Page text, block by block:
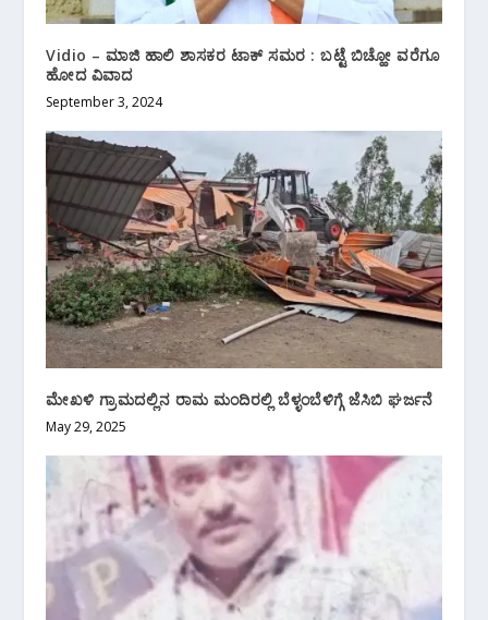
Vidio – ಮಾಜಿ ಹಾಲಿ ಶಾಸಕರ ಟಾಕ್ ಸಮರ : ಬಟ್ಟೆ ಬಿಚ್ಹೋ ವರೆಗೂ
ಹೋದ ವಿವಾದ
September 3, 2024
ಮೇಖಳಿ ಗ್ರಾಮದಲ್ಲಿನ ರಾಮ ಮಂದಿರಲ್ಲಿ ಬೆಳ್ಳಂಬೆಳಿಗ್ಗೆ ಜೆಸಿಬಿ ಘರ್ಜನೆ
May 29, 2025